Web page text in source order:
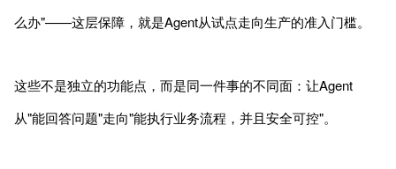
么办"——这层保障，就是Agent从试点走向生产的准入门槛。
这些不是独立的功能点，而是同一件事的不同面：让Agent
从"能回答问题"走向"能执行业务流程，并且安全可控"。